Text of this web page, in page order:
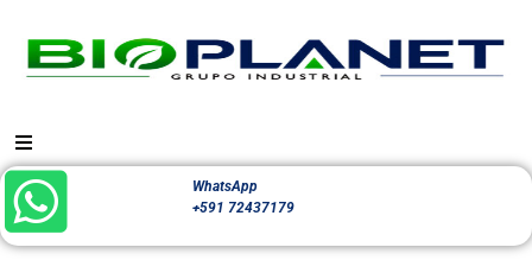
WhatsApp
+591 72437179